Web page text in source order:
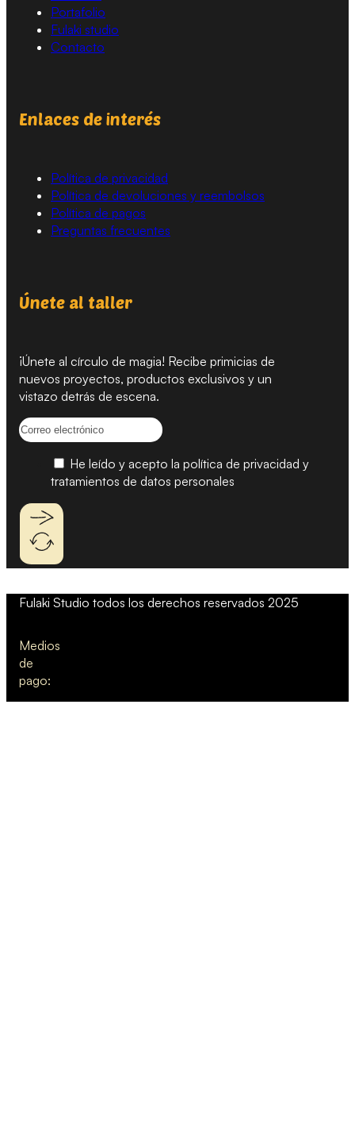
Portafolio
Fulaki studio
Contacto
Enlaces de interés
Política de privacidad
Política de devoluciones y reembolsos
Política de pagos
Preguntas frecuentes
Únete al taller
¡Únete al círculo de magia! Recibe primicias de
nuevos proyectos, productos exclusivos y un
vistazo detrás de escena.
He leído y acepto la política de privacidad y
tratamientos de datos personales
Fulaki Studio todos los derechos reservados 2025
Medios
de
pago: